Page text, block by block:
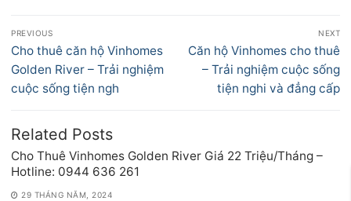
Điều
hướng
bài
viết
PREVIOUS
Previous
post:
Cho thuê căn hộ Vinhomes
Golden River – Trải nghiệm
cuộc sống tiện ngh
NEXT
Next
post:
Căn hộ Vinhomes cho thuê
– Trải nghiệm cuộc sống
tiện nghi và đẳng cấp
Related Posts
Cho Thuê Vinhomes Golden River Giá 22 Triệu/Tháng –
Hotline: 0944 636 261
29 THÁNG NĂM, 2024